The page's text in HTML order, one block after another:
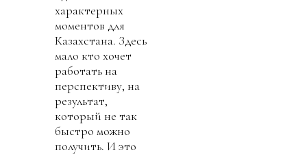
характерных
моментов для
Казахстана. Здесь
мало кто хочет
работать на
перспективу, на
результат,
который не так
быстро можно
получить. И это